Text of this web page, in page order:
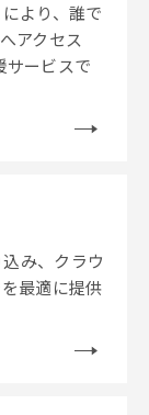
より、誰で
アクセス
サービスで
み、クラウ
最適に提供